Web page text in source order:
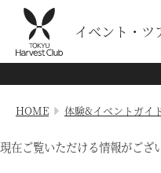
イベント・
HOME 体験&イベントガイ
現在ご覧いただける情報がござ